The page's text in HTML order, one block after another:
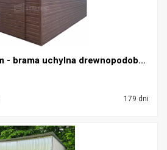
Garaż blaszany 4x5m - brama uchylna drewnopodobny...
179 dni